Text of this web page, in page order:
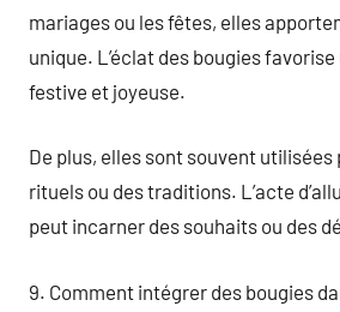
mariages ou les fêtes, elles
unique. L’éclat des bougies
festive et joyeuse.
De plus, elles sont souvent utilisées
rituels ou des traditions. L’acte
peut incarner des souhaits ou des
9. Comment intégrer des bougies